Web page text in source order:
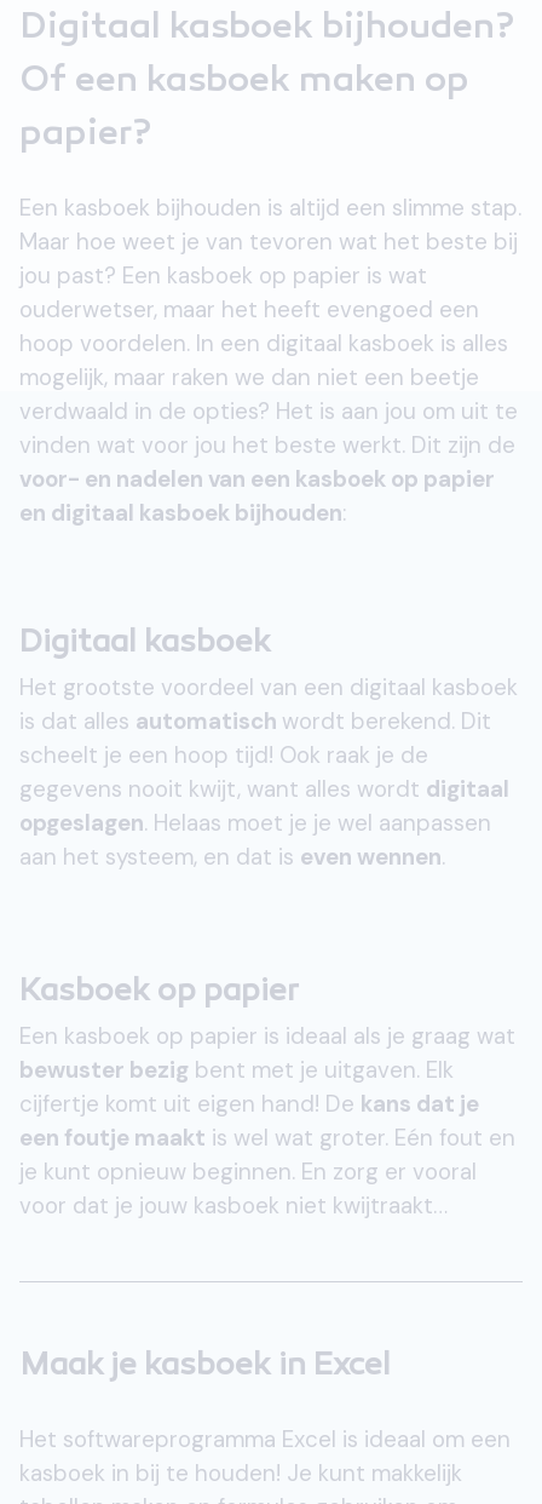
Digitaal kasboek bijhouden?
Of een kasboek maken op
papier?
Een kasboek bijhouden is altijd een slimme stap.
Maar hoe weet je van tevoren wat het beste bij
jou past? Een kasboek op papier is wat
ouderwetser, maar het heeft evengoed een
hoop voordelen. In een digitaal kasboek is alles
mogelijk, maar raken we dan niet een beetje
verdwaald in de opties? Het is aan jou om uit te
vinden wat voor jou het beste werkt. Dit zijn de
voor- en nadelen van een kasboek op papier
en digitaal kasboek bijhouden:
Digitaal kasboek
Het grootste voordeel van een digitaal kasboek
is dat alles automatisch wordt berekend. Dit
scheelt je een hoop tijd! Ook raak je de
gegevens nooit kwijt, want alles wordt digitaal
opgeslagen. Helaas moet je je wel aanpassen
aan het systeem, en dat is even wennen.
Kasboek op papier
Een kasboek op papier is ideaal als je graag wat
bewuster bezig bent met je uitgaven. Elk
cijfertje komt uit eigen hand! De kans dat je
een foutje maakt is wel wat groter. Eén fout en
je kunt opnieuw beginnen. En zorg er vooral
voor dat je jouw kasboek niet kwijtraakt…
Maak je kasboek in Excel
Het softwareprogramma Excel is ideaal om een
kasboek in bij te houden! Je kunt makkelijk